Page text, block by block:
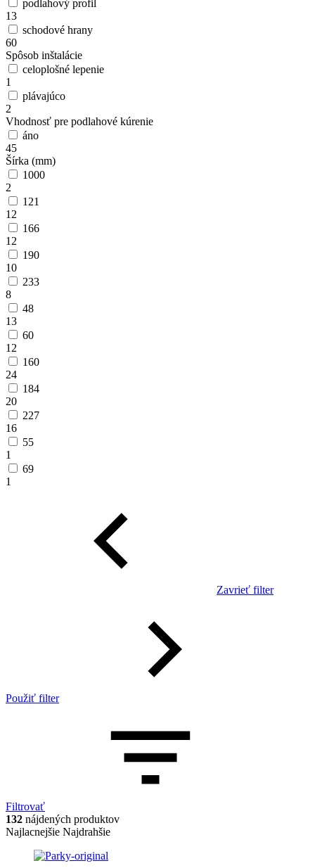
podlahový profil
13
schodové hrany
60
Spôsob inštalácie
celoplošné lepenie
1
plávajúco
2
Vhodnosť pre podlahové kúrenie
áno
45
Šírka (mm)
1000
2
121
12
166
12
190
10
233
8
48
13
60
12
160
24
184
20
227
16
55
1
69
1
Zavrieť filter
Použiť filter
Filtrovať
132 nájdených produktov
Najlacnejšie Najdrahšie